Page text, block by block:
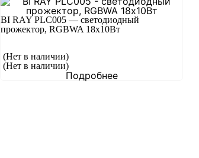
BI RAY PLC005 — светодиодный
прожектор, RGBWA 18х10Вт
(Нет в наличии)
(Нет в наличии)
Подробнее